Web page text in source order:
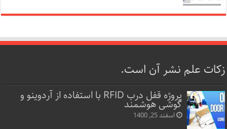
زکات علم نشر آن است.
پروژه قفل‌ درب RFID با استفاده از آردوینو و
گوشی هوشمند
اسفند 25, 1400